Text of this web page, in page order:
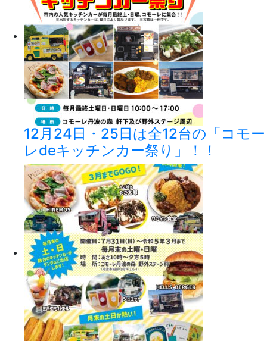
12月24日・25日は全12台の「コモー
レdeキッチンカー祭り」！！